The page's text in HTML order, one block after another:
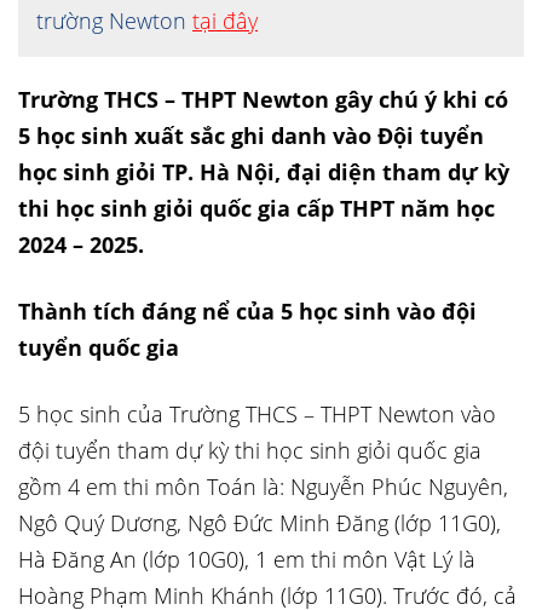
trường Newton tại đây
Trường THCS – THPT Newton gây chú ý khi có
5 học sinh xuất sắc ghi danh vào Đội tuyển
học sinh giỏi TP. Hà Nội, đại diện tham dự kỳ
thi học sinh giỏi quốc gia cấp THPT năm học
2024 – 2025.
Thành tích đáng nể của 5 học sinh vào đội
tuyển quốc gia
5 học sinh của Trường THCS – THPT Newton vào
đội tuyển tham dự kỳ thi học sinh giỏi quốc gia
gồm 4 em thi môn Toán là: Nguyễn Phúc Nguyên,
Ngô Quý Dương, Ngô Đức Minh Đăng (lớp 11G0),
Hà Đăng An (lớp 10G0), 1 em thi môn Vật Lý là
Hoàng Phạm Minh Khánh (lớp 11G0). Trước đó, cả